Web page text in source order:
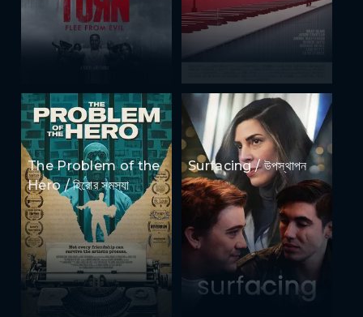
The Problem of the
Hero / হিরোর সমস্যা
Surfacing / উপস্থাপন